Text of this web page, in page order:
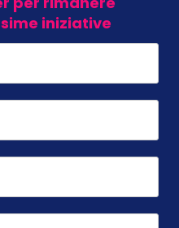
iniziative